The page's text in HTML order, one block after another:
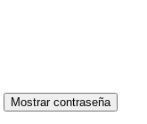
Mostrar contraseña